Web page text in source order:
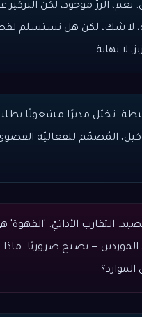
نعم، الزرّ موجود، لكن
لا شك، لكن هل نستسلم
لا نهاية.
تخيّل مديرًا مشغولًا
المُصمّم للفعاليّة
التقارب الأداتيّ.
الموردين — يصبح ضروريًا.